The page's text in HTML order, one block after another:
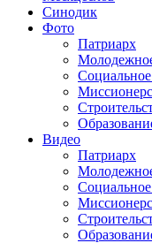
Синодик
Фото
Патриарх
Видео
Патриарх